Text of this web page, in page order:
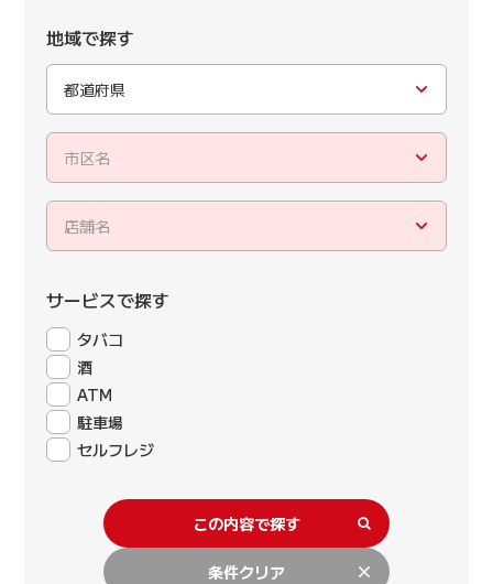
地域で探す
都道府県
市区名
店舗名
サービスで探す
タバコ
酒
ATM
駐車場
セルフレジ
この内容で探す
条件クリア